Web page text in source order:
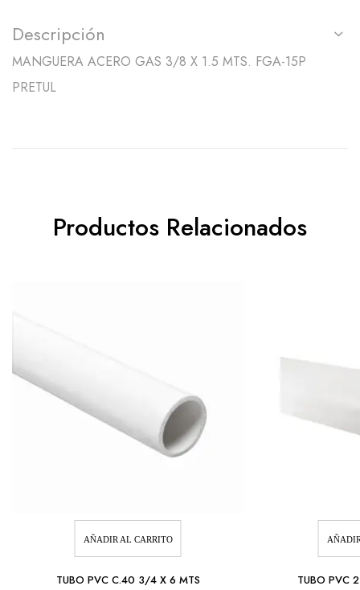
Descripción
MANGUERA ACERO GAS 3/8 X 1.5 MTS. FGA-15P
PRETUL
Productos Relacionados
AÑADIR AL CARRITO
TUBO PVC C.40 3/4 X 6 MTS TUBO PVC